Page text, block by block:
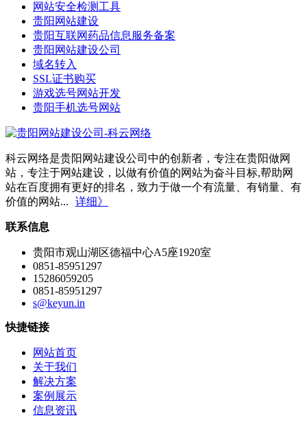
网站安全检测工具
贵阳网站建设
贵阳互联网药品信息服务备案
贵阳网站建设公司
域名转入
SSL证书购买
游戏选号网站开发
贵阳手机选号网站
科云网络是贵阳网站建设公司中的创新者，专注在贵阳做网
站，专注于网站建设，以做有价值的网站为奋斗目标,帮助网
站在百度拥有更好的排名，致力于做一个有流量、有销量、有
价值的网站...
详细》
联系信息
贵阳市观山湖区德福中心A5座1920室
0851-85951297
15286059205
0851-85951297
s@keyun.in
快捷链接
网站首页
关于我们
解决方案
案例展示
信息资讯